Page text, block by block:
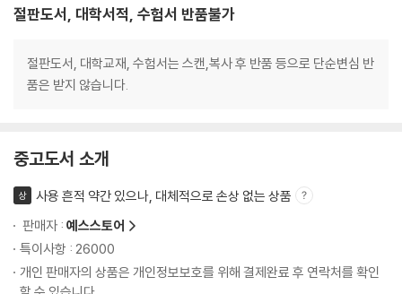
절판도서, 대학서적, 수험서 반품불가
절판도서, 대학교재, 수험서는 스캔,복사 후 반품 등으로 단순변심 반
품은 받지 않습니다.
중고도서 소개
상
사용 흔적 약간 있으나, 대체적으로 손상 없는 상품
판매자 : 예스스토어
특이사항 : 26000
개인 판매자의 상품은 개인정보보호를 위해 결제완료 후 연락처를 확인